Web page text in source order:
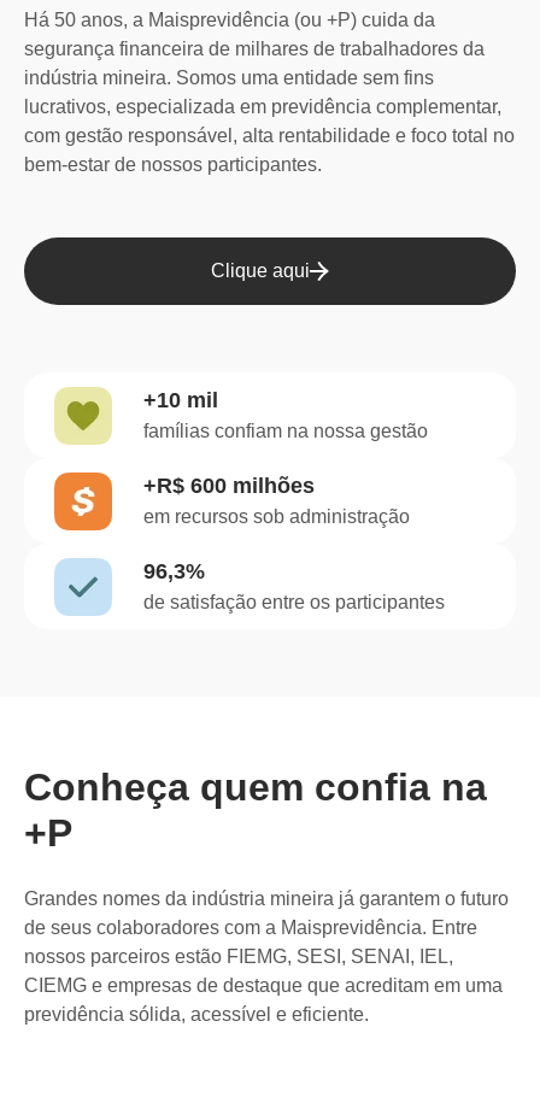
Há 50 anos, a Maisprevidência (ou +P) cuida da
segurança financeira de milhares de trabalhadores da
indústria mineira. Somos uma entidade sem fins
lucrativos, especializada em previdência complementar,
com gestão responsável, alta rentabilidade e foco total no
bem-estar de nossos participantes.
Clique aqui
+10 mil
famílias confiam na nossa gestão
+R$ 600 milhões
em recursos sob administração
96,3%
de satisfação entre os participantes
Conheça quem confia na
+P
Grandes nomes da indústria mineira já garantem o futuro
de seus colaboradores com a Maisprevidência. Entre
nossos parceiros estão FIEMG, SESI, SENAI, IEL,
CIEMG e empresas de destaque que acreditam em uma
previdência sólida, acessível e eficiente.